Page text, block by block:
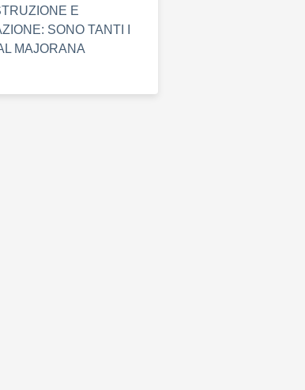
E
SONO TANTI I
MAJORANA